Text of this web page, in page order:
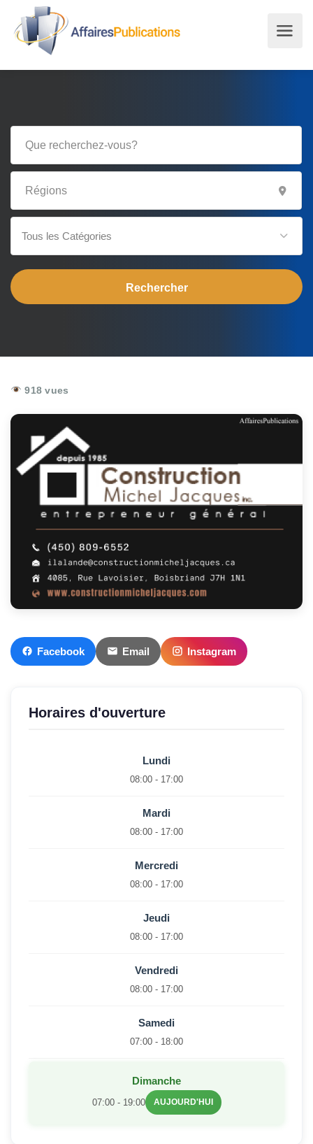
Tous les Catégories
918 vues
Facebook Email Instagram
Horaires d'ouverture
Lundi
08:00 - 17:00
Mardi
08:00 - 17:00
Mercredi
08:00 - 17:00
Jeudi
08:00 - 17:00
Vendredi
08:00 - 17:00
Samedi
07:00 - 18:00
Dimanche
07:00 - 19:00 AUJOURD'HUI